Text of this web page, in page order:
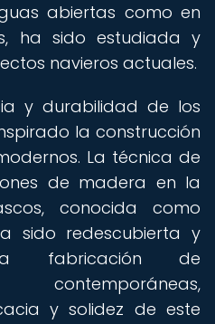
abiertas como en
ha sido estudiada y
navieros actuales.
y durabilidad de los
la construcción
La técnica de
de madera en la
conocida como
sido redescubierta y
fabricación de
y solidez de este